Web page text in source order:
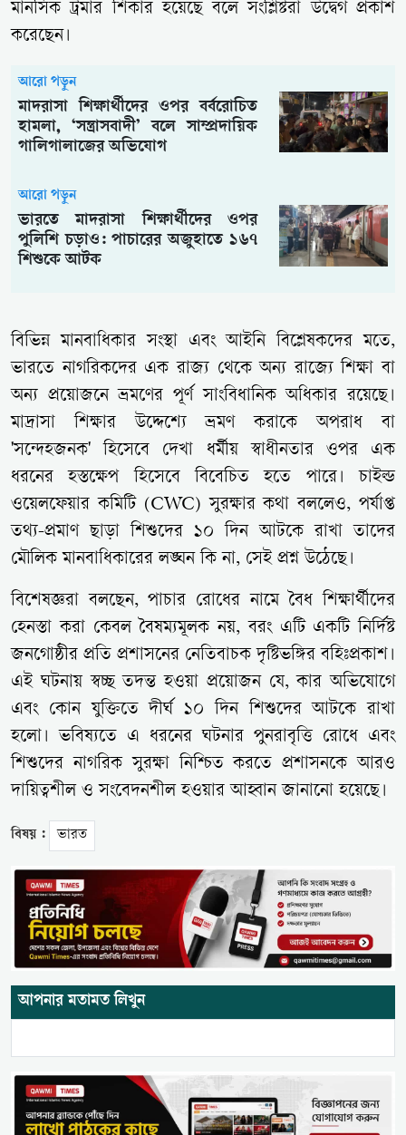
মানসিক ট্রমার শিকার হয়েছে বলে সংশ্লিষ্টরা উদ্বেগ প্রকাশ
করেছেন।
আরো পড়ুন
মাদরাসা শিক্ষার্থীদের ওপর বর্বরোচিত
হামলা, ‘সন্ত্রাসবাদী’ বলে সাম্প্রদায়িক
গালিগালাজের অভিযোগ
আরো পড়ুন
ভারতে মাদরাসা শিক্ষার্থীদের ওপর
পুলিশি চড়াও: পাচারের অজুহাতে ১৬৭
শিশুকে আটক
বিভিন্ন মানবাধিকার সংস্থা এবং আইনি বিশ্লেষকদের মতে,
ভারতে নাগরিকদের এক রাজ্য থেকে অন্য রাজ্যে শিক্ষা বা
অন্য প্রয়োজনে ভ্রমণের পূর্ণ সাংবিধানিক অধিকার রয়েছে।
মাদ্রাসা শিক্ষার উদ্দেশ্যে ভ্রমণ করাকে অপরাধ বা
'সন্দেহজনক' হিসেবে দেখা ধর্মীয় স্বাধীনতার ওপর এক
ধরনের হস্তক্ষেপ হিসেবে বিবেচিত হতে পারে। চাইল্ড
ওয়েলফেয়ার কমিটি (CWC) সুরক্ষার কথা বললেও, পর্যাপ্ত
তথ্য-প্রমাণ ছাড়া শিশুদের ১০ দিন আটকে রাখা তাদের
মৌলিক মানবাধিকারের লঙ্ঘন কি না, সেই প্রশ্ন উঠেছে।
বিশেষজ্ঞরা বলছেন, পাচার রোধের নামে বৈধ শিক্ষার্থীদের
হেনস্তা করা কেবল বৈষম্যমূলক নয়, বরং এটি একটি নির্দিষ্ট
জনগোষ্ঠীর প্রতি প্রশাসনের নেতিবাচক দৃষ্টিভঙ্গির বহিঃপ্রকাশ।
এই ঘটনায় স্বচ্ছ তদন্ত হওয়া প্রয়োজন যে, কার অভিযোগে
এবং কোন যুক্তিতে দীর্ঘ ১০ দিন শিশুদের আটকে রাখা
হলো। ভবিষ্যতে এ ধরনের ঘটনার পুনরাবৃত্তি রোধে এবং
শিশুদের নাগরিক সুরক্ষা নিশ্চিত করতে প্রশাসনকে আরও
দায়িত্বশীল ও সংবেদনশীল হওয়ার আহ্বান জানানো হয়েছে।
বিষয় : ভারত
আপনার মতামত লিখুন